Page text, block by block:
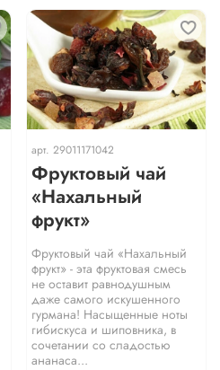
арт. 29011171042
Фруктовый чай
«Нахальный
фрукт»
Фруктовый чай «Нахальный
фрукт» - эта фруктовая смесь
не оставит равнодушным
даже самого искушенного
гурмана! Насыщенные ноты
гибискуса и шиповника, в
сочетании со сладостью
ананаса...